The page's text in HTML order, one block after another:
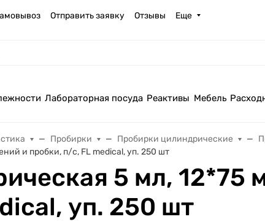
Отправить заявку Отзывы Еще
Лабораторная посуда Реактивы Мебель
Пробирки Пробирки цилиндрические
и пробки, п/с, FL medical, уп. 250 шт
5 мл, 12*75
уп. 250 шт